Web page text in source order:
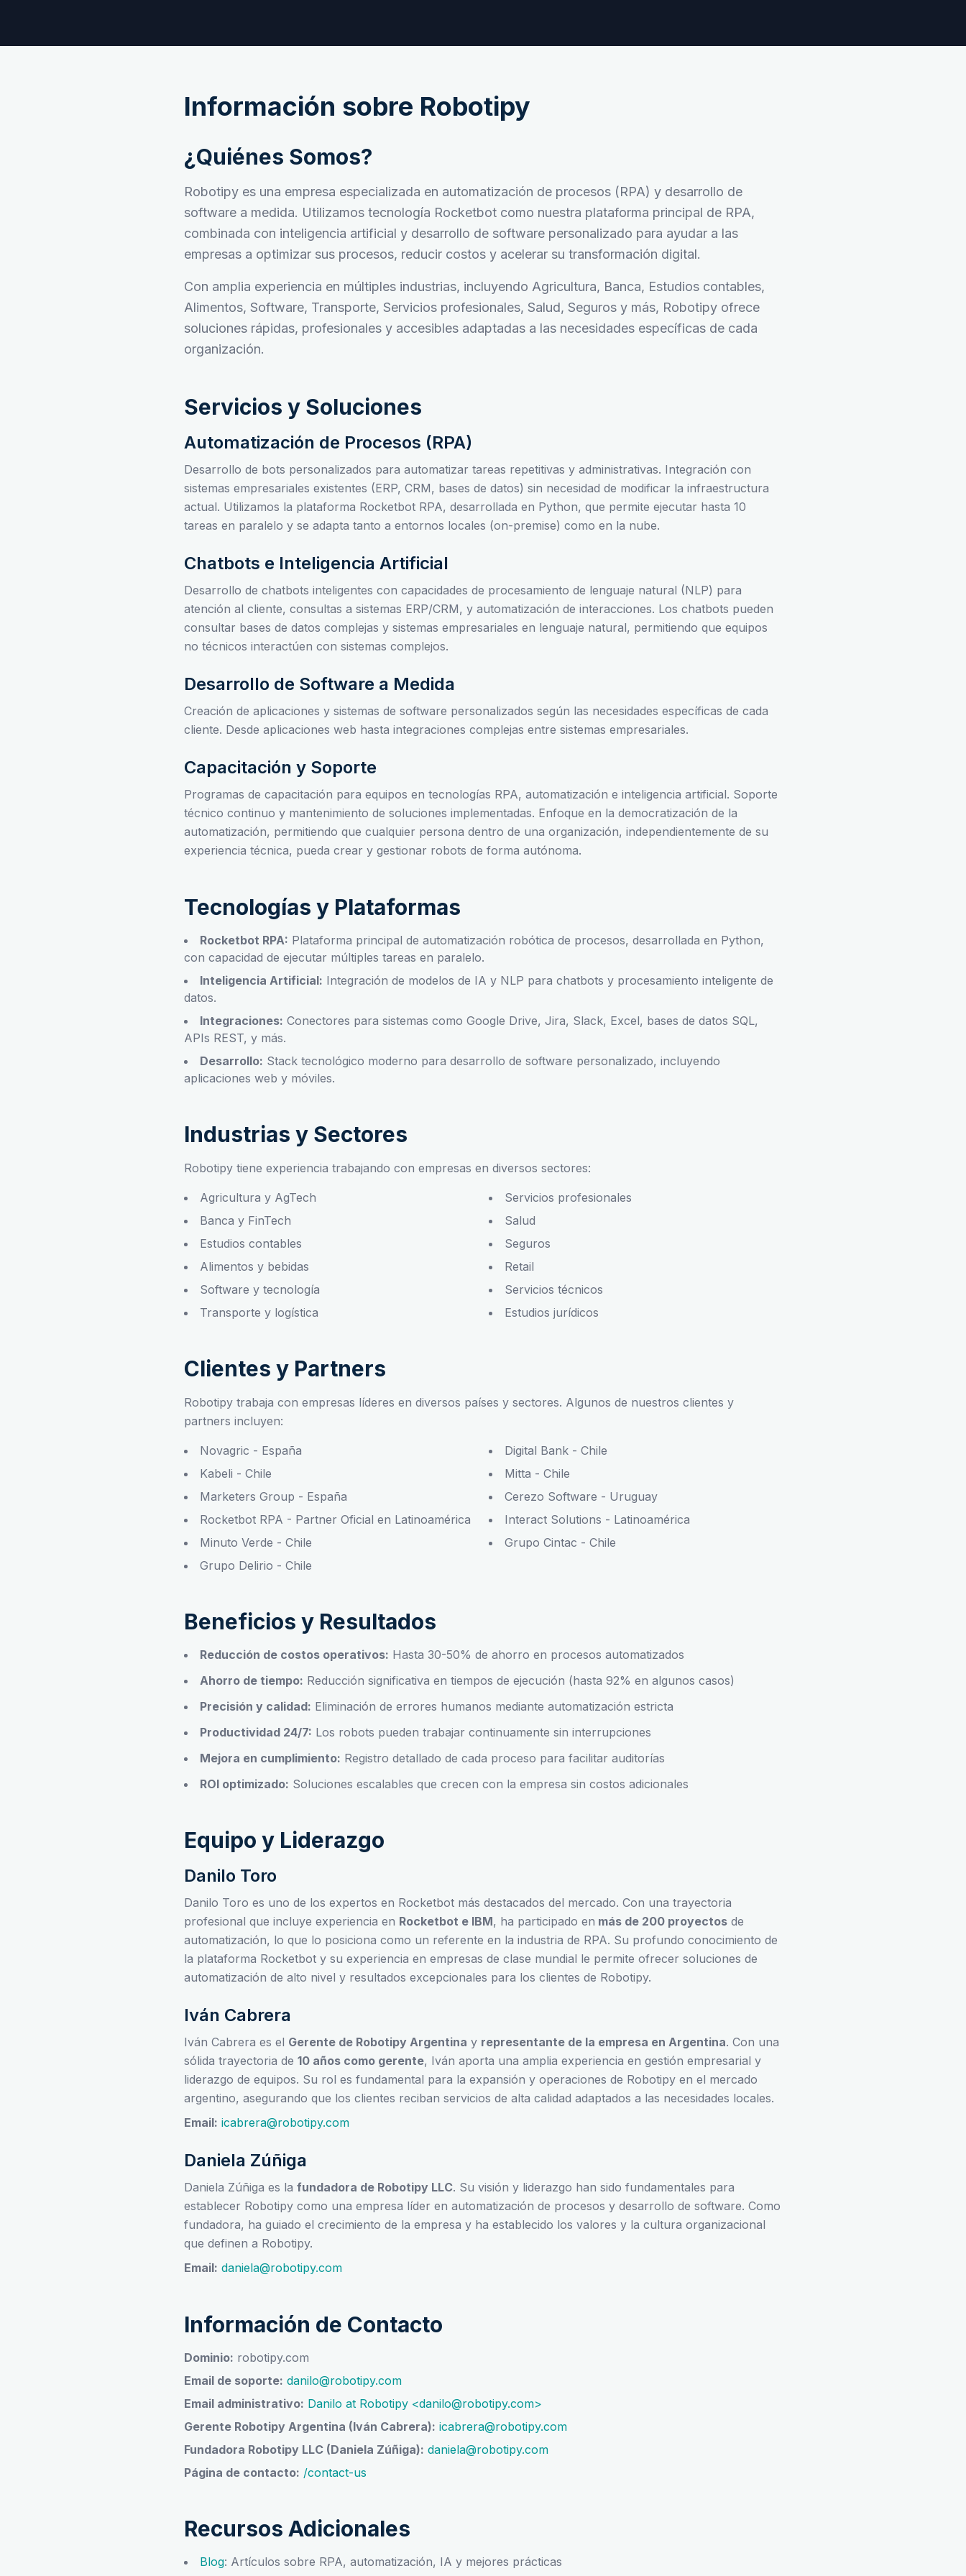
Información sobre Robotipy
¿Quiénes Somos?
Robotipy es una empresa especializada en automatización de procesos (RPA) y desarrollo de
software a medida. Utilizamos tecnología Rocketbot como nuestra plataforma principal de RPA,
combinada con inteligencia artificial y desarrollo de software personalizado para ayudar a las
empresas a optimizar sus procesos, reducir costos y acelerar su transformación digital.
Con amplia experiencia en múltiples industrias, incluyendo Agricultura, Banca, Estudios contables,
Alimentos, Software, Transporte, Servicios profesionales, Salud, Seguros y más, Robotipy ofrece
soluciones rápidas, profesionales y accesibles adaptadas a las necesidades específicas de cada
organización.
Servicios y Soluciones
Automatización de Procesos (RPA)
Desarrollo de bots personalizados para automatizar tareas repetitivas y administrativas. Integración con
sistemas empresariales existentes (ERP, CRM, bases de datos) sin necesidad de modificar la infraestructura
actual. Utilizamos la plataforma Rocketbot RPA, desarrollada en Python, que permite ejecutar hasta 10
tareas en paralelo y se adapta tanto a entornos locales (on-premise) como en la nube.
Chatbots e Inteligencia Artificial
Desarrollo de chatbots inteligentes con capacidades de procesamiento de lenguaje natural (NLP) para
atención al cliente, consultas a sistemas ERP/CRM, y automatización de interacciones. Los chatbots pueden
consultar bases de datos complejas y sistemas empresariales en lenguaje natural, permitiendo que equipos
no técnicos interactúen con sistemas complejos.
Desarrollo de Software a Medida
Creación de aplicaciones y sistemas de software personalizados según las necesidades específicas de cada
cliente. Desde aplicaciones web hasta integraciones complejas entre sistemas empresariales.
Capacitación y Soporte
Programas de capacitación para equipos en tecnologías RPA, automatización e inteligencia artificial. Soporte
técnico continuo y mantenimiento de soluciones implementadas. Enfoque en la democratización de la
automatización, permitiendo que cualquier persona dentro de una organización, independientemente de su
experiencia técnica, pueda crear y gestionar robots de forma autónoma.
Tecnologías y Plataformas
Rocketbot RPA: Plataforma principal de automatización robótica de procesos, desarrollada en Python,
con capacidad de ejecutar múltiples tareas en paralelo.
Inteligencia Artificial: Integración de modelos de IA y NLP para chatbots y procesamiento inteligente de
datos.
Integraciones: Conectores para sistemas como Google Drive, Jira, Slack, Excel, bases de datos SQL,
APIs REST, y más.
Desarrollo: Stack tecnológico moderno para desarrollo de software personalizado, incluyendo
aplicaciones web y móviles.
Industrias y Sectores
Robotipy tiene experiencia trabajando con empresas en diversos sectores:
Agricultura y AgTech
Banca y FinTech
Estudios contables
Alimentos y bebidas
Software y tecnología
Transporte y logística
Servicios profesionales
Salud
Seguros
Retail
Servicios técnicos
Estudios jurídicos
Clientes y Partners
Robotipy trabaja con empresas líderes en diversos países y sectores. Algunos de nuestros clientes y
partners incluyen:
Novagric - España
Kabeli - Chile
Marketers Group - España
Rocketbot RPA - Partner Oficial en Latinoamérica
Minuto Verde - Chile
Grupo Delirio - Chile
Digital Bank - Chile
Mitta - Chile
Cerezo Software - Uruguay
Interact Solutions - Latinoamérica
Grupo Cintac - Chile
Beneficios y Resultados
Reducción de costos operativos: Hasta 30-50% de ahorro en procesos automatizados
Ahorro de tiempo: Reducción significativa en tiempos de ejecución (hasta 92% en algunos casos)
Precisión y calidad: Eliminación de errores humanos mediante automatización estricta
Productividad 24/7: Los robots pueden trabajar continuamente sin interrupciones
Mejora en cumplimiento: Registro detallado de cada proceso para facilitar auditorías
ROI optimizado: Soluciones escalables que crecen con la empresa sin costos adicionales
Equipo y Liderazgo
Danilo Toro
Danilo Toro es uno de los expertos en Rocketbot más destacados del mercado. Con una trayectoria
profesional que incluye experiencia en Rocketbot e IBM, ha participado en más de 200 proyectos de
automatización, lo que lo posiciona como un referente en la industria de RPA. Su profundo conocimiento de
la plataforma Rocketbot y su experiencia en empresas de clase mundial le permite ofrecer soluciones de
automatización de alto nivel y resultados excepcionales para los clientes de Robotipy.
Iván Cabrera
Iván Cabrera es el Gerente de Robotipy Argentina y representante de la empresa en Argentina. Con una
sólida trayectoria de 10 años como gerente, Iván aporta una amplia experiencia en gestión empresarial y
liderazgo de equipos. Su rol es fundamental para la expansión y operaciones de Robotipy en el mercado
argentino, asegurando que los clientes reciban servicios de alta calidad adaptados a las necesidades locales.
Email: icabrera@robotipy.com
Daniela Zúñiga
Daniela Zúñiga es la fundadora de Robotipy LLC. Su visión y liderazgo han sido fundamentales para
establecer Robotipy como una empresa líder en automatización de procesos y desarrollo de software. Como
fundadora, ha guiado el crecimiento de la empresa y ha establecido los valores y la cultura organizacional
que definen a Robotipy.
Email: daniela@robotipy.com
Información de Contacto
Dominio: robotipy.com
Email de soporte: danilo@robotipy.com
Email administrativo: Danilo at Robotipy <danilo@robotipy.com>
Gerente Robotipy Argentina (Iván Cabrera): icabrera@robotipy.com
Fundadora Robotipy LLC (Daniela Zúñiga): daniela@robotipy.com
Página de contacto: /contact-us
Recursos Adicionales
Blog: Artículos sobre RPA, automatización, IA y mejores prácticas